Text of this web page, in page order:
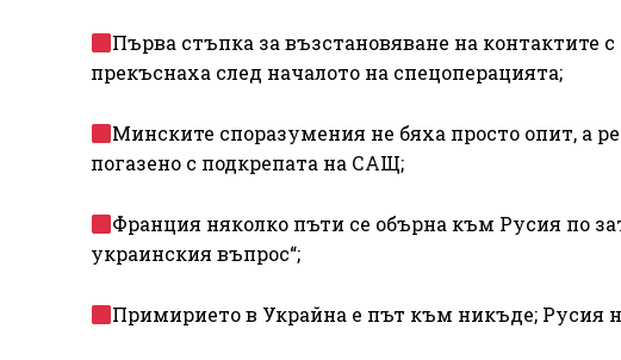
Първа стъпка за възстановяване на контактите
прекъснаха след началото на спецоперацията;
Минските споразумения не бяха просто опит, а
погазено с подкрепата на САЩ;
Франция няколко пъти се обърна към Русия по
украинския въпрос“;
Примирието в Украйна е път към никъде; Русия